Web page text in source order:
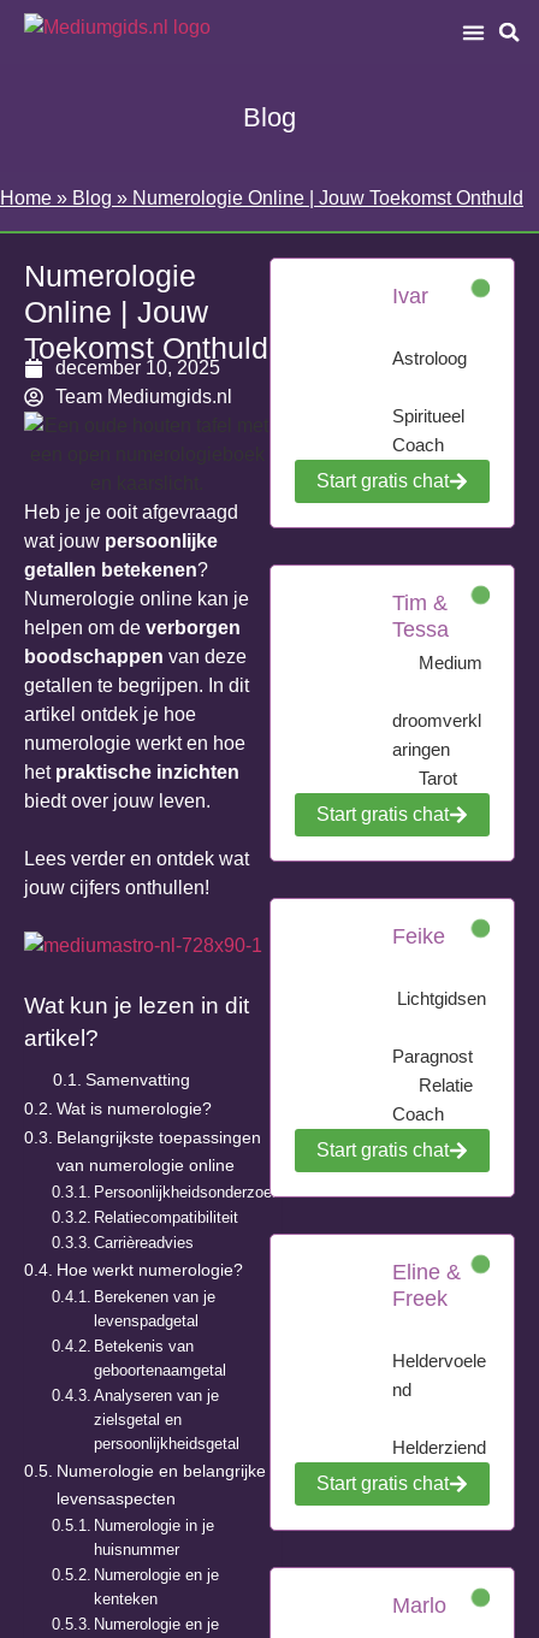
Blog
Home » Blog » Numerologie Online | Jouw Toekomst Onthuld
Numerologie
Online | Jouw
Toekomst Onthuld
december 10, 2025
Team Mediumgids.nl
Heb je je ooit afgevraagd
wat jouw persoonlijke
getallen betekenen?
Numerologie online kan je
helpen om de verborgen
boodschappen van deze
getallen te begrijpen. In dit
artikel ontdek je hoe
numerologie werkt en hoe
het praktische inzichten
biedt over jouw leven.
Lees verder en ontdek wat
jouw cijfers onthullen!
Wat kun je lezen in dit
artikel?
Samenvatting
Wat is numerologie?
Belangrijkste toepassingen
van numerologie online
Persoonlijkheidsonderzoek
Relatiecompatibiliteit
Carrièreadvies
Hoe werkt numerologie?
Berekenen van je
levenspadgetal
Betekenis van
geboortenaamgetal
Analyseren van je
zielsgetal en
persoonlijkheidsgetal
Numerologie en belangrijke
levensaspecten
Numerologie in je
huisnummer
Numerologie en je
kenteken
Numerologie en je
Ivar
Astroloog
Spiritueel
Coach
Start gratis chat
Tim &
Tessa
Medium
droomverkl
aringen
Tarot
Start gratis chat
Feike
Lichtgidsen
Paragnost
Relatie
Coach
Start gratis chat
Eline &
Freek
Heldervoele
nd
Helderziend
Start gratis chat
Marlo